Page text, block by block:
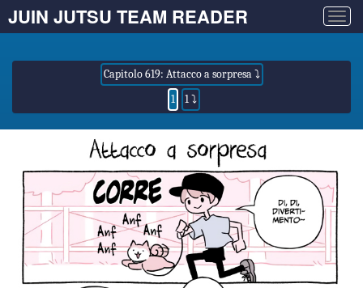
JUIN JUTSU TEAM READER
Capitolo 619: Attacco a sorpresa ⤵
1
1 ⤵